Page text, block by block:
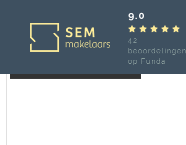
9.0
42
beoordelingen
op Funda